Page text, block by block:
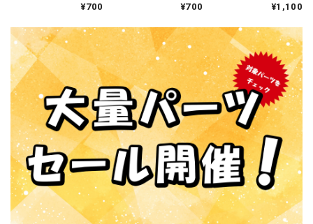
¥700 ¥700 ¥1,100